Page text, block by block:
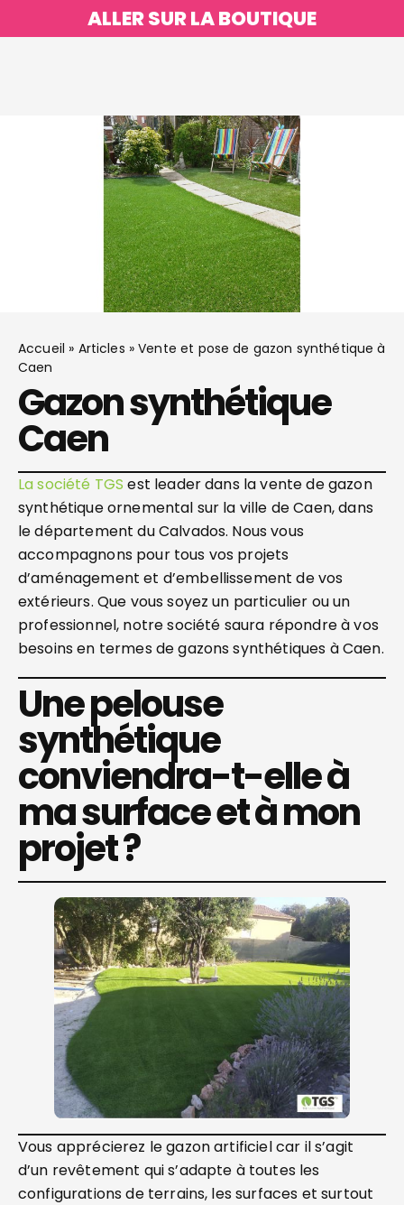
ALLER SUR LA BOUTIQUE
Accueil » Articles »Vente et pose de gazon synthétique à
Caen
Gazon synthétique
Caen
La société TGS est leader dans la vente de gazon
synthétique ornemental sur la ville de Caen, dans
le département du Calvados. Nous vous
accompagnons pour tous vos projets
d’aménagement et d’embellissement de vos
extérieurs. Que vous soyez un particulier ou un
professionnel, notre société saura répondre à vos
besoins en termes de gazons synthétiques à Caen.
Une pelouse
synthétique
conviendra-t-elle à
ma surface et à mon
projet ?
Vous apprécierez le gazon artificiel car il s’agit
d’un revêtement qui s’adapte à toutes les
configurations de terrains, les surfaces et surtout